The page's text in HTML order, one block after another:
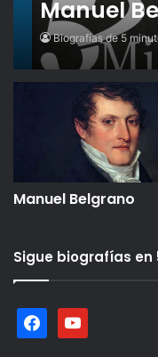
Manuel
Biografías de 5
Manuel Belgrano
Sigue biografías en
facebookyoutube